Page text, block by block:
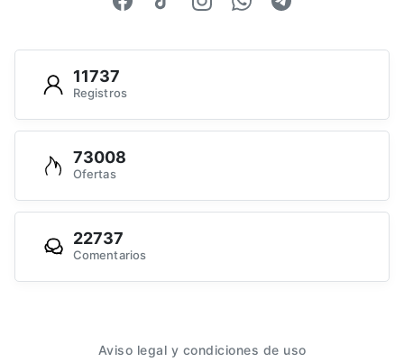
11737
Registros
73008
Ofertas
22737
Comentarios
Aviso legal y condiciones de uso